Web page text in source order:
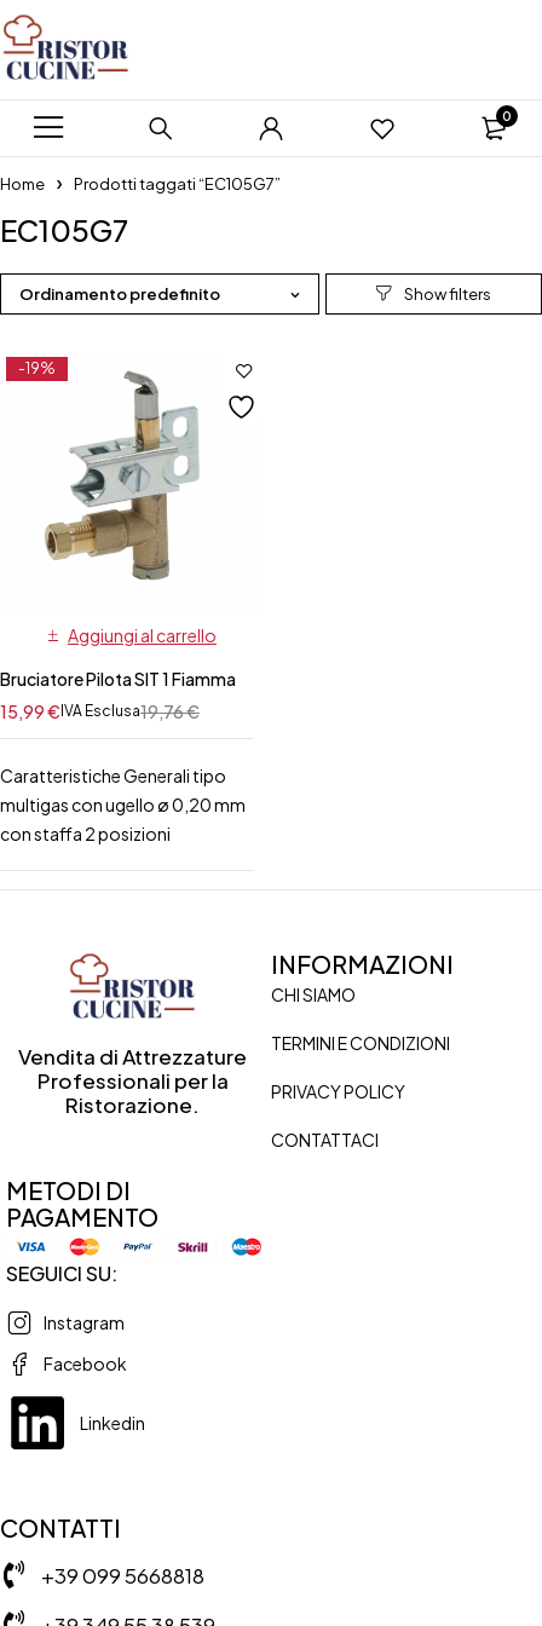
0
Home Prodotti taggati “EC105G7”
EC105G7
Ordinamento predefinito
-19%
Aggiungi al carrello
Bruciatore Pilota SIT 1 Fiamma
19,76€
15,99€ IVA Esclusa
Caratteristiche Generali tipo
multigas con ugello ø 0,20 mm
con staffa 2 posizioni
Vendita di Attrezzature
Professionali per la
Ristorazione.
INFORMAZIONI
CHI SIAMO
TERMINI E CONDIZIONI
PRIVACY POLICY
CONTATTACI
METODI DI
PAGAMENTO
SEGUICI SU:
Instagram
Facebook
Linkedin
CONTATTI
+39 099 5668818